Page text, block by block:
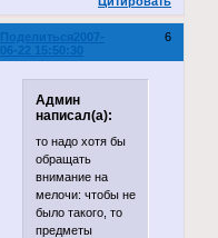
Поделиться 6
2007-
06-22 15:50:30
Админ
написал(а):
то надо хотя бы
обращать
внимание на
мелочи: чтобы не
было такого, то
предметы